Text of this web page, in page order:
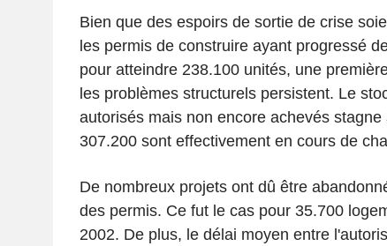
Bien que des espoirs de sortie de crise
les permis de construire ayant progressé
pour atteindre 238.100 unités, une
les problèmes structurels persistent. Le
autorisés mais non encore achevés
307.200 sont effectivement en cours de
De nombreux projets ont dû être
des permis. Ce fut le cas pour 35.700
2002. De plus, le délai moyen entre